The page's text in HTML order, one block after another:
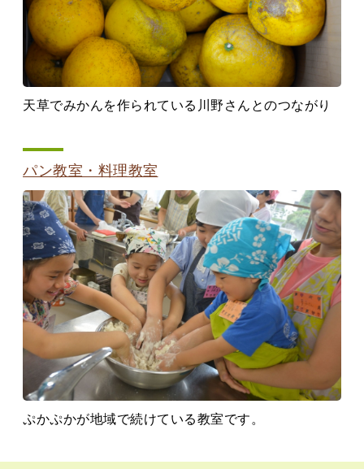
天草でみかんを作られている川野さんとのつながり
パン教室・料理教室
ぷかぷかが地域で続けている教室です。